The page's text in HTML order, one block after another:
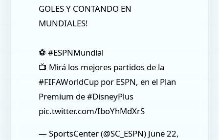
GOLES Y CONTANDO EN
MUNDIALES!
⚽ #ESPNMundial
📺 Mirá los mejores partidos de la
#FIFAWorldCup por ESPN, en el Plan
Premium de #DisneyPlus
pic.twitter.com/IboYhMdXrS
— SportsCenter (@SC_ESPN) June 22,